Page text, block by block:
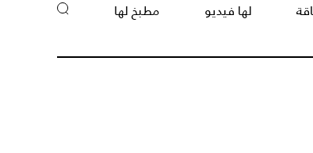
لها فيديو مطبخ لها